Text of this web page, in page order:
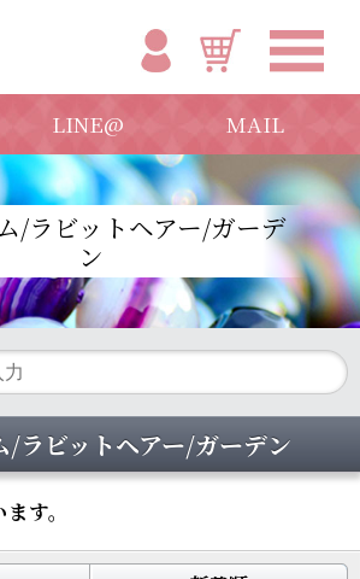
LINE@ MAIL
/ラビットヘアー/ガーデ
ン
/ラビットヘアー/ガーデン
す。